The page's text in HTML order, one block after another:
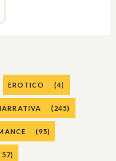
EROTICO (4)
(245)
(95)